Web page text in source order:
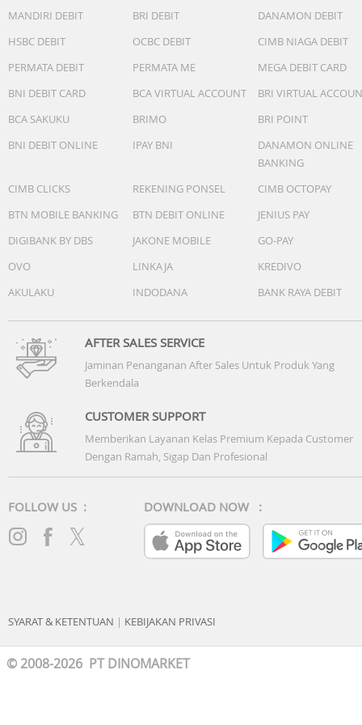
- Technology: Super AMOLED 120Hz (1,900 nits)
- Resolution: FHD+
- Weight: 179 g
- Rear Camera Resolution: 50MP + 12MP + 5MP
- Main Camera Auto Focus: Yes
- Front Camera Resolution: 12 MP
- Front Camera Auto Focus: Yes
Connectivity
-USB Interface: USB Type-C (USB 2.0)
- NFC: Yes
- SIM Tray: Dual-SIM & eSIM
Battery
- Capacity: 5,000 mAh
- Charging: 45W Super Fast Charging
Awesome Intelligence
- Circle to Search (CTS)
- Best Face
- My Filter
- AI Select
- Auto Trim
- Edit Suggestion
Durability: IP68 (Water & Dust Resistance)
MANDIRI DEBIT BRI DEBIT
DANAMON DEBIT
HSBC DEBIT
OCBC DEBIT
CIMB NIAGA DEBIT
PERMATA DEBIT
PERMATA ME
MEGA DEBIT CARD
BNI DEBIT CARD
BCA VIRTUAL ACCOUNT
BRI VIRTUAL
BCA SAKUKU
BRIMO
BRI POINT
BNI DEBIT ONLINE
IPAY BNI
DANAMON ONLINE
BANKING
CIMB CLICKS
REKENING PONSEL
CIMB OCTOPAY
BTN MOBILE BANKING
BTN DEBIT ONLINE
JENIUS PAY
DIGIBANK BY DBS
JAKONE MOBILE
GO-PAY
OVO
LINKAJA
KREDIVO
AKULAKU
INDODANA BANK RAYA DEBIT
AFTER SALES SERVICE
Jaminan Penanganan After Sales Untuk Produk Yang
Berkendala
CUSTOMER SUPPORT
Memberikan Layanan Kelas Premium Kepada Customer
Dengan Ramah, Sigap Dan Profesional
FOLLOW US : DOWNLOAD NOW :
SYARAT & KETENTUAN | KEBIJAKAN PRIVASI
© 2008-2026 PT DINOMARKET